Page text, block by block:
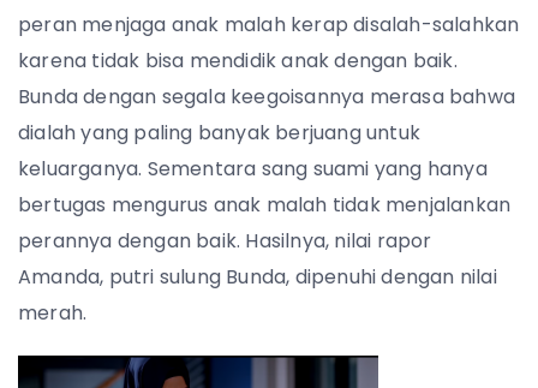
peran menjaga anak malah kerap disalah-salahkan
karena tidak bisa mendidik anak dengan baik.
Bunda dengan segala keegoisannya merasa bahwa
dialah yang paling banyak berjuang untuk
keluarganya. Sementara sang suami yang hanya
bertugas mengurus anak malah tidak menjalankan
perannya dengan baik. Hasilnya, nilai rapor
Amanda, putri sulung Bunda, dipenuhi dengan nilai
merah.